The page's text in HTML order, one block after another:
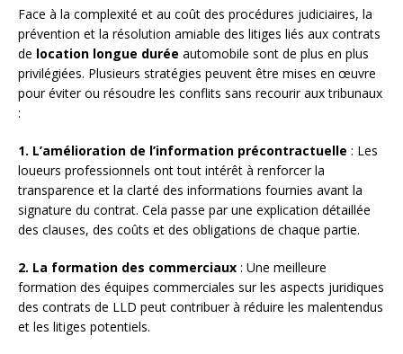
Face à la complexité et au coût des procédures judiciaires, la
prévention et la résolution amiable des litiges liés aux contrats
de location longue durée automobile sont de plus en plus
privilégiées. Plusieurs stratégies peuvent être mises en œuvre
pour éviter ou résoudre les conflits sans recourir aux tribunaux
:
1. L’amélioration de l’information précontractuelle : Les
loueurs professionnels ont tout intérêt à renforcer la
transparence et la clarté des informations fournies avant la
signature du contrat. Cela passe par une explication détaillée
des clauses, des coûts et des obligations de chaque partie.
2. La formation des commerciaux : Une meilleure
formation des équipes commerciales sur les aspects juridiques
des contrats de LLD peut contribuer à réduire les malentendus
et les litiges potentiels.